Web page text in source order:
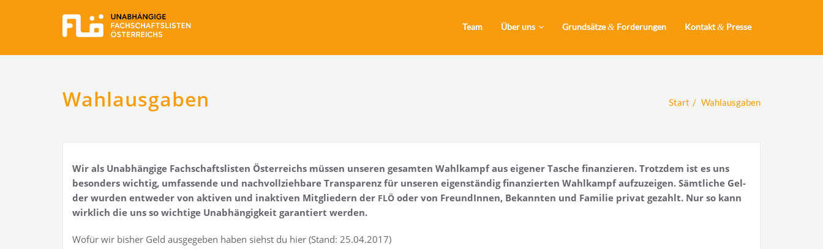
Team Über uns Grundsätze& Forderungen Kontakt& Presse
Wahlausgaben Start Wahlausgaben
Wir als Unab­hän­gi­ge Fach­schafts­lis­ten Öster­reichs müs­sen unse­ren gesam­ten Wahl­kampf aus eige­ner Tasche finan­zie­ren. Trotz­dem ist es uns
beson­ders wich­tig, umfas­sen­de und nach­voll­zieh­ba­re Trans­pa­renz für unse­ren eigen­stän­dig finan­zier­ten Wahl­kampf auf­zu­zei­gen. Sämt­li­che Gel­
der wur­den ent­we­der von akti­ven und inak­ti­ven Mit­glie­dern der FLÖ oder von Freun­dIn­nen, Bekann­ten und Fami­lie pri­vat gezahlt. Nur so kann
wirk­lich die uns so wich­ti­ge Unab­hän­gig­keit garan­tiert werden.
Wofür wir bis­her Geld aus­ge­ge­ben haben siehst du hier (Stand: 25.04.2017)